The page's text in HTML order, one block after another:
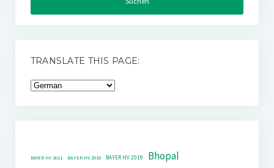
TRANSLATE THIS PAGE:
BAYER HV 2011 BAYER HV 2018 BAYER HV 2019 Bhopal